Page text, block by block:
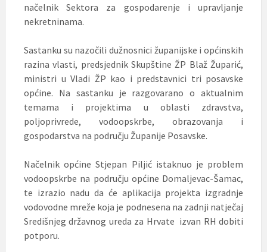
načelnik Sektora za gospodarenje i upravljanje
nekretninama.
Sastanku su nazočili dužnosnici županijske i općinskih
razina vlasti, predsjednik Skupštine ŽP Blaž Župarić,
ministri u Vladi ŽP kao i predstavnici tri posavske
općine. Na sastanku je razgovarano o aktualnim
temama i projektima u oblasti zdravstva,
poljoprivrede, vodoopskrbe, obrazovanja i
gospodarstva na području Županije Posavske.
Načelnik općine Stjepan Piljić istaknuo je problem
vodoopskrbe na području općine Domaljevac-Šamac,
te izrazio nadu da će aplikacija projekta izgradnje
vodovodne mreže koja je podnesena na zadnji natječaj
Središnjeg državnog ureda za Hrvate izvan RH dobiti
potporu.